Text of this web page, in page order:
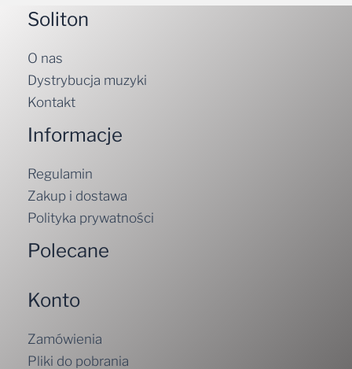
Soliton
O nas
Dystrybucja muzyki
Kontakt
Informacje
Regulamin
Zakup i dostawa
Polityka prywatności
Polecane
Konto
Zamówienia
Pliki do pobrania